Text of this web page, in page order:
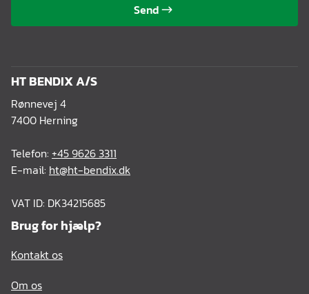
Send
HT BENDIX A/S
Rønnevej 4
7400 Herning
Telefon: +45 9626 3311
E-mail: ht@ht-bendix.dk
VAT ID: DK34215685
Brug for hjælp?
Kontakt os
Om os